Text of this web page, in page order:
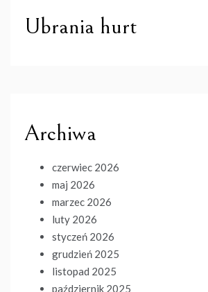
Ubrania hurt
Archiwa
czerwiec 2026
maj 2026
marzec 2026
luty 2026
styczeń 2026
grudzień 2025
listopad 2025
październik 2025